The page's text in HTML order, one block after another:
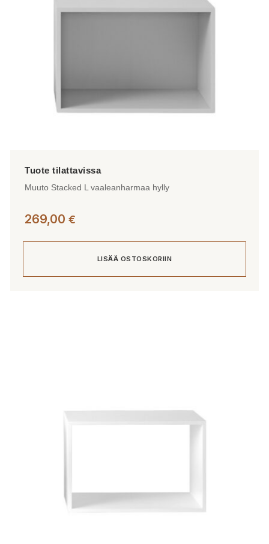
Muuto Stacked L vaaleanharmaa hylly
269,00 €
LISÄÄ OSTOSKORIIN